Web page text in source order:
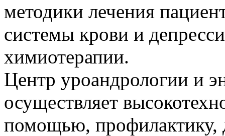
методики лечения
системы крови и
химиотерапии.
Центр уроандрологии и
осуществляет
помощью, профилактику,